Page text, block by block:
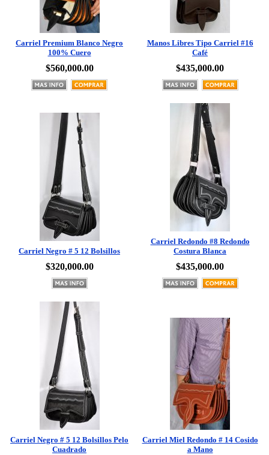
Carriel Premium Blanco Negro
100% Cuero
$560,000.00
Manos Libres Tipo Carriel #16
Café
$435,000.00
Carriel Negro # 5 12 Bolsillos
$320,000.00
Carriel Redondo #8 Redondo
Costura Blanca
$435,000.00
Carriel Negro # 5 12 Bolsillos Pelo
Cuadrado
$320,000.00
Carriel Miel Redondo # 14 Cosido
a Mano
$725,000.00